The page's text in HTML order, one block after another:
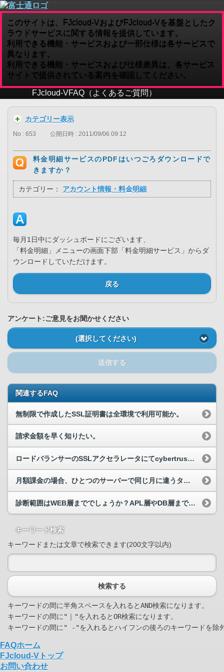
このサイトは、FJcloud-VおよびFJcloud-Vを基盤としたク
ラウドサービスに関する情報を提供しています。
利用できる機能・サービスおよび一部仕様は各サービスで
異なります。
利用できる機能・サービスおよび仕様差異は、各サービス
サイトで提供されている案内を確認してください。
FJcloud-VFAQ（よくあるご質問）
カテゴリー表示
No : 653 公開日時 : 2011/09/06 09:12
料金明細サービスのPDFはいつごろダウンロードで
きますか？
カテゴリー： アカウント情報・料金明細
毎月1日中にダッシュボードにございます、
「料金明細」メニューの画面下部「料金明細サービス」からダ
ウンロードしていただけます。
戻る
アンケート:ご意見をお聞かせください
(選択してください)
送信する
関連するFAQ
無制限で作成したSSL証明書は全環境で利用可能か。
請求金額を早く知りたい。
ロードバランサーのSSLアクセラレータにてcybertrustのSSL証明書が選択できません。
月額課金の場合、ひとつのサーバーで同じ月に違うタイプで起動した際の料金はどうなりますか？
診断範囲はWEB層まででしょうか？APL層やDB層まで診断できますか？
キーワード検索
キーワードまたは文章で検索できます(200文字以内)
検索する
キーワードの間に半角スペースを入れるとAND検索になります。
キーワードの間に"｜"を入れるとOR検索になります。
FAQホーム
FJcloud-Vトップ
お問い合わせ